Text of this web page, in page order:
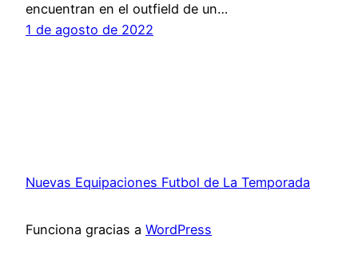
encuentran en el outfield de un…
1 de agosto de 2022
Nuevas Equipaciones Futbol de La Temporada
Funciona gracias a WordPress